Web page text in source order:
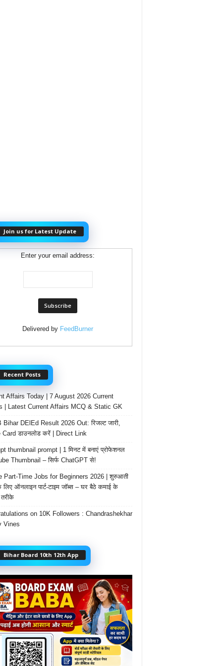
Join us for Latest Update
Enter your email address:
Delivered by FeedBurner
Recent Posts
Affairs Today | 7 August 2026 Current
| Latest Current Affairs MCQ & Static GK
Bihar DElEd Result 2026 Out: रिजल्ट जारी,
Card डाउनलोड करें | Direct Link
thumbnail prompt | 1 मिनट में बनाएं प्रोफेशनल
Thumbnail – सिर्फ ChatGPT से!
Part-Time Jobs for Beginners 2026 | शुरुआती
लिए ऑनलाइन पार्ट-टाइम जॉब्स – घर बैठे कमाई के
on 10K Followers : Chandrashekhar
Vines
Bihar Board 10th 12th App